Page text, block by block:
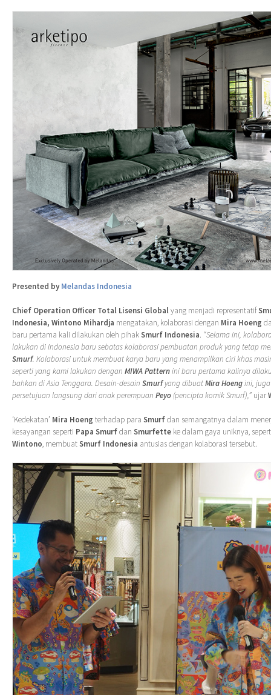
Presented by Melandas Indonesia
Chief Operation Officer Total Lisensi Globalyang menjadi representatif
Indonesia, Wintono Mihardja mengatakan, kolaborasi dengan Mira Hoeng
baru pertama kali dilakukan oleh pihakSmurf Indonesia. “Selama ini,
lakukan di Indonesia baru sebatas kolaborasi pembuatan produk yang tetap
Smurf. Kolaborasi untuk membuat karya baru yang menampilkan ciri khas
seperti yang kami lakukan dengan MIWA Patternini baru pertama kalinya
bahkan di Asia Tenggara. Desain-desain Smurfyang dibuatMira Hoengini,
persetujuan langsung dari anak perempuan Peyo (pencipta komik Smurf),” ujar
‘Kedekatan’ Mira Hoeng terhadap para Smurfdan semangatnya dalam
kesayangan seperti Papa Smurfdan Smurfette ke dalam gaya uniknya,
Wintono, membuatSmurf Indonesia antusias dengan kolaborasi tersebut.